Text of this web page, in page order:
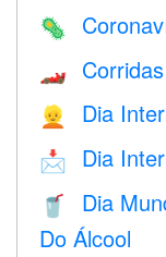
🦠
🏎 Corridas
👱 Dia
📩 Dia
🥤
Dia
Do Álcool